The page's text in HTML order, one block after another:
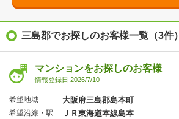
三島郡でお探しのお客様一覧（3件）
マンションをお探しのお客様
情報登録日 2026/7/10
希望地域 大阪府三島郡島本町
希望沿線・駅 ＪＲ東海道本線島本